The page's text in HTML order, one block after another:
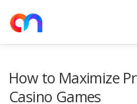
contenuto
How to Maximize
Casino Games